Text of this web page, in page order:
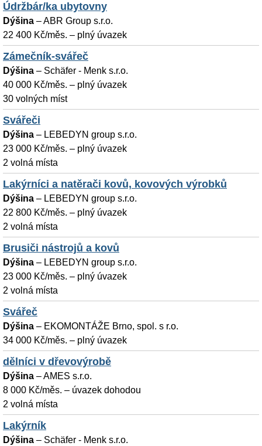
Údržbár/ka ubytovny
Dýšina –ABR Group s.r.o.
22 400 Kč/měs. – plný úvazek
Zámečník-svářeč
Dýšina – Schäfer - Menk s.r.o.
40 000 Kč/měs. – plný úvazek
30 volných míst
Svářeči
Dýšina – LEBEDYN group s.r.o.
23 000 Kč/měs. – plný úvazek
2 volná místa
Lakýrníci a natěrači kovů, kovových výrobků
Dýšina – LEBEDYN group s.r.o.
22 800 Kč/měs. – plný úvazek
2 volná místa
Brusiči nástrojů a kovů
Dýšina – LEBEDYN group s.r.o.
23 000 Kč/měs. – plný úvazek
2 volná místa
Svářeč
Dýšina – EKOMONTÁŽE Brno, spol. s r.o.
34 000 Kč/měs. – plný úvazek
dělníci v dřevovýrobě
Dýšina –AMES s.r.o.
8 000 Kč/měs. – úvazek dohodou
2 volná místa
Lakýrník
Dýšina – Schäfer - Menk s.r.o.